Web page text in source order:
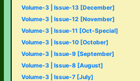
Volume-3 | Issue-13 [December]
Volume-3 | Issue-12 [November]
Volume-3 | Issue-11 [Oct-Special]
Volume-3 | Issue-10 [October]
Volume-3 | Issue-9 [September]
Volume-3 | Issue-8 [August]
Volume-3 | Issue-7 [July]